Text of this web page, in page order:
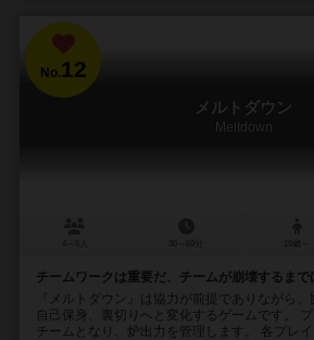
No.12
メルトダウン
Meltdown
チームワークは重要だ、チームが崩壊するまで
『メルトダウン』は協力が前提でありながら、
自己保身、裏切りへと変化するゲームです。
チームとなり、炉出力を管理します。 各プレイ